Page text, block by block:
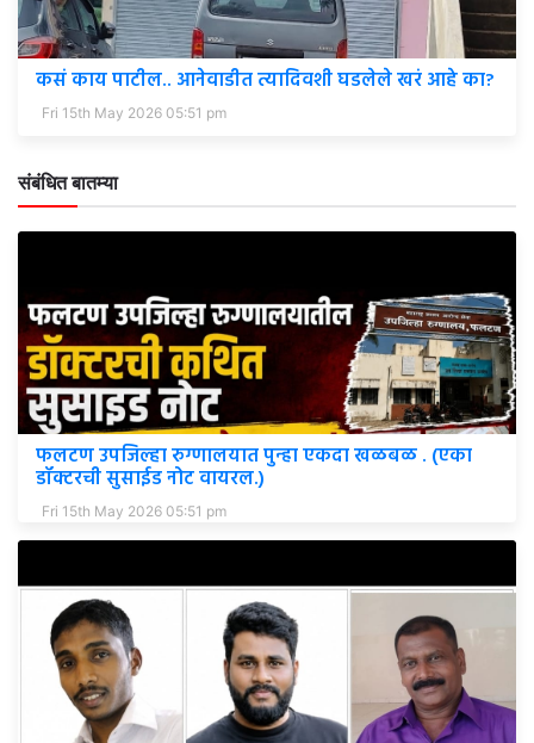
कसं काय पाटील.. आनेवाडीत त्यादिवशी घडलेले खरं आहे का?
Fri 15th May 2026 05:51 pm
संबंधित बातम्या
फलटण उपजिल्हा रुग्णालयात पुन्हा एकदा खळबळ . (एका
डॉक्टरची सुसाईड नोट वायरल.)
Fri 15th May 2026 05:51 pm